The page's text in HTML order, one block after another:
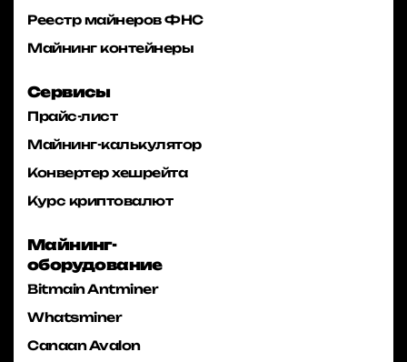
Реестр майнеров ФНС
Майнинг контейнеры
Сервисы
Прайс-лист
Майнинг-калькулятор
Конвертер хешрейта
Курс криптовалют
Майнинг-
оборудование
Bitmain Antminer
Whatsminer
Canaan Avalon